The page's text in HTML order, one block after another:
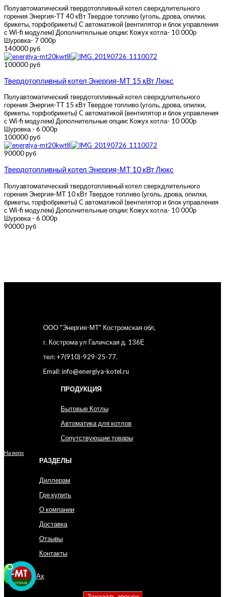
Полуавтоматический твердотопливный котел сверхдлительного
горения Энергия-ТТ 40 кВт Твердое топливо (уголь, дрова, опилки,
брикеты, торфобрикеты) С автоматикой (вентилятор и блок управления
с Wi-fi модулем) Дополнительные опции: Кожух котла- 10 000р
Шуровка- 7 000р
140000 руб
100000 руб
Твердотопливный котел Энергия-МТ 15 кВт Люкс
Полуавтоматический твердотопливный котел сверхдлительного
горения Энергия-ТТ 15 кВт Твердое топливо (уголь, дрова, опилки,
брикеты, торфобрикеты) C автоматикой (вентилятор и блок управления
с Wi-fi модулем) Дополнительные опции: Кожух котла- 10 000р
Шуровка - 6 000р
100000 руб
90000 руб
Твердотопливный котел Энергия-МТ 10 кВт Люкс
Полуавтоматический твердотопливный котел сверхдлительного
горения Энергия-МТ 10 кВт Твердое топливо (уголь, дрова, опилки,
брикеты, торфобрикеты) C автоматикой (вентилятор и блок управления
с Wi-fi модулем) Дополнительные опции: Кожух котла- 10 000р
Шуровка - 6 000р
90000 руб
ООО "Энергия-МТ" Костромская обл,
г. Кострома ул Галичская д. 136Е
тел: +7(910)-929-25-77.
Email: info@energiya-kotel.ru
ПРОДУКЦИЯ
Бытовые Котлы
Автоматика для котлов
Сопутствующие товары
На верх
РАЗДЕЛЫ
Диллерам
Где купить
О компании
Доставка
Отзывы
Контакты